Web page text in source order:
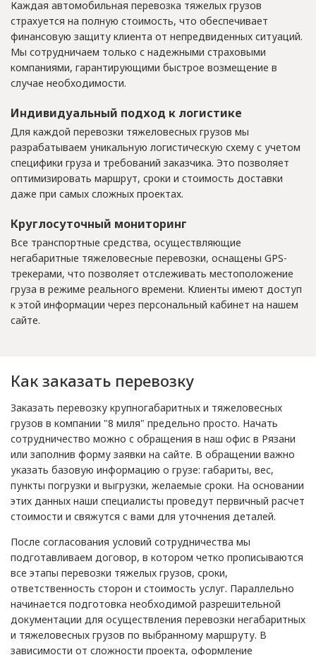
Каждая автомобильная перевозка тяжелых грузов
страхуется на полную стоимость, что обеспечивает
финансовую защиту клиента от непредвиденных ситуаций.
Мы сотрудничаем только с надежными страховыми
компаниями, гарантирующими быстрое возмещение в
случае необходимости.
Индивидуальный подход к логистике
Для каждой перевозки тяжеловесных грузов мы
разрабатываем уникальную логистическую схему с учетом
специфики груза и требований заказчика. Это позволяет
оптимизировать маршрут, сроки и стоимость доставки
даже при самых сложных проектах.
Круглосуточный мониторинг
Все транспортные средства, осуществляющие
негабаритные тяжеловесные перевозки, оснащены GPS-
трекерами, что позволяет отслеживать местоположение
груза в режиме реального времени. Клиенты имеют доступ
к этой информации через персональный кабинет на нашем
сайте.
Как заказать перевозку
Заказать перевозку крупногабаритных и тяжеловесных
грузов в компании "8 миля" предельно просто. Начать
сотрудничество можно с обращения в наш офис в Рязани
или заполнив форму заявки на сайте. В обращении важно
указать базовую информацию о грузе: габариты, вес,
пункты погрузки и выгрузки, желаемые сроки. На основании
этих данных наши специалисты проведут первичный расчет
стоимости и свяжутся с вами для уточнения деталей.
После согласования условий сотрудничества мы
подготавливаем договор, в котором четко прописываются
все этапы перевозки тяжелых грузов, сроки,
ответственность сторон и стоимость услуг. Параллельно
начинается подготовка необходимой разрешительной
документации для осуществления перевозки негабаритных
и тяжеловесных грузов по выбранному маршруту. В
зависимости от сложности проекта, оформление